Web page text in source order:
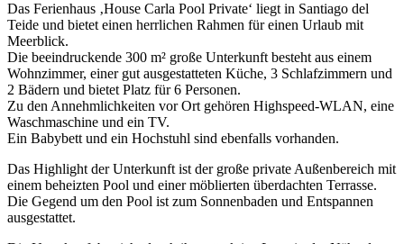
Das Ferienhaus ‚House Carla Pool Private‘ liegt in Santiago del
Teide und bietet einen herrlichen Rahmen für einen Urlaub mit
Meerblick.
Die beeindruckende 300 m² große Unterkunft besteht aus einem
Wohnzimmer, einer gut ausgestatteten Küche, 3 Schlafzimmern und
2 Bädern und bietet Platz für 6 Personen.
Zu den Annehmlichkeiten vor Ort gehören Highspeed-WLAN, eine
Waschmaschine und ein TV.
Ein Babybett und ein Hochstuhl sind ebenfalls vorhanden.
Das Highlight der Unterkunft ist der große private Außenbereich mit
einem beheizten Pool und einer möblierten überdachten Terrasse.
Die Gegend um den Pool ist zum Sonnenbaden und Entspannen
ausgestattet.